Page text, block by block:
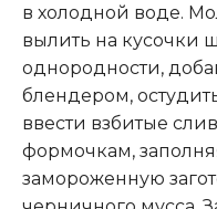
в холодной воде.
вылить на кусочки
однородности,
блендером,
ввести взбитые
формочкам,
замороженную